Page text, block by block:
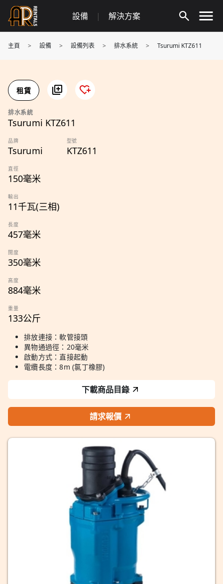
Skip
content
設備 | 解決方案
主頁 > 設備 > 設備列表 > 排水系統 > Tsurumi KTZ611
租賃
排水系統
Tsurumi KTZ611
品牌
Tsurumi
型號
KTZ611
直徑
150毫米
輸出
11千瓦(三相)
長度
457毫米
闊度
350毫米
高度
884毫米
重量
133公斤
排放連接：軟管接頭
異物通過徑：20毫米
啟動方式：直接起動
電纜長度：8m (氯丁橡膠)
下載商品目錄
請求報價